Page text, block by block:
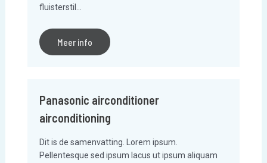
fluisterstil…
Meer info
Panasonic airconditioner
airconditioning
Dit is de samenvatting. Lorem ipsum.
Pellentesque sed ipsum lacus ut ipsum aliquam